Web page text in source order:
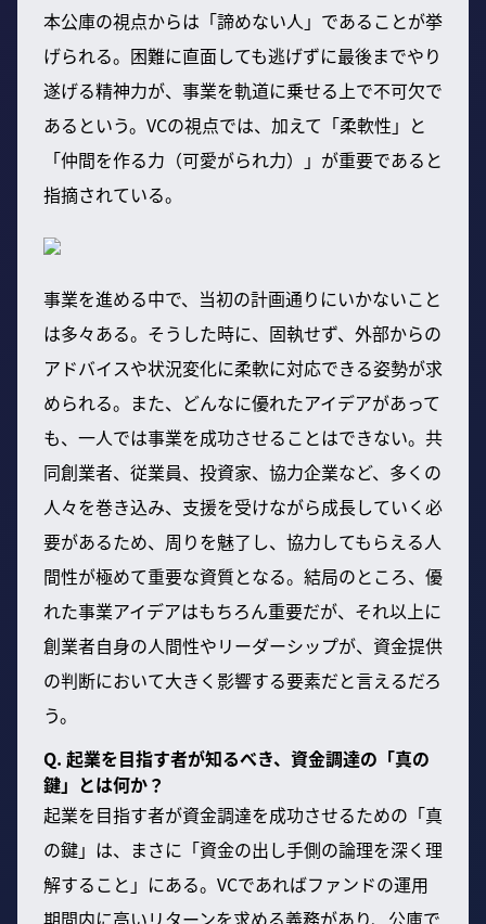
本公庫の視点からは「諦めない人」であることが挙
げられる。困難に直面しても逃げずに最後までやり
遂げる精神力が、事業を軌道に乗せる上で不可欠で
あるという。VCの視点では、加えて「柔軟性」と
「仲間を作る力（可愛がられ力）」が重要であると
指摘されている。
事業を進める中で、当初の計画通りにいかないこと
は多々ある。そうした時に、固執せず、外部からの
アドバイスや状況変化に柔軟に対応できる姿勢が求
められる。また、どんなに優れたアイデアがあって
も、一人では事業を成功させることはできない。共
同創業者、従業員、投資家、協力企業など、多くの
人々を巻き込み、支援を受けながら成長していく必
要があるため、周りを魅了し、協力してもらえる人
間性が極めて重要な資質となる。結局のところ、優
れた事業アイデアはもちろん重要だが、それ以上に
創業者自身の人間性やリーダーシップが、資金提供
の判断において大きく影響する要素だと言えるだろ
う。
Q. 起業を目指す者が知るべき、資金調達の「真の
鍵」とは何か？
起業を目指す者が資金調達を成功させるための「真
の鍵」は、まさに「資金の出し手側の論理を深く理
解すること」にある。VCであればファンドの運用
期間内に高いリターンを求める義務があり、公庫で